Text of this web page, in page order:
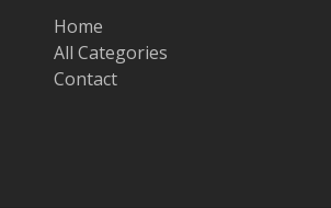
Home
All Categories
Contact